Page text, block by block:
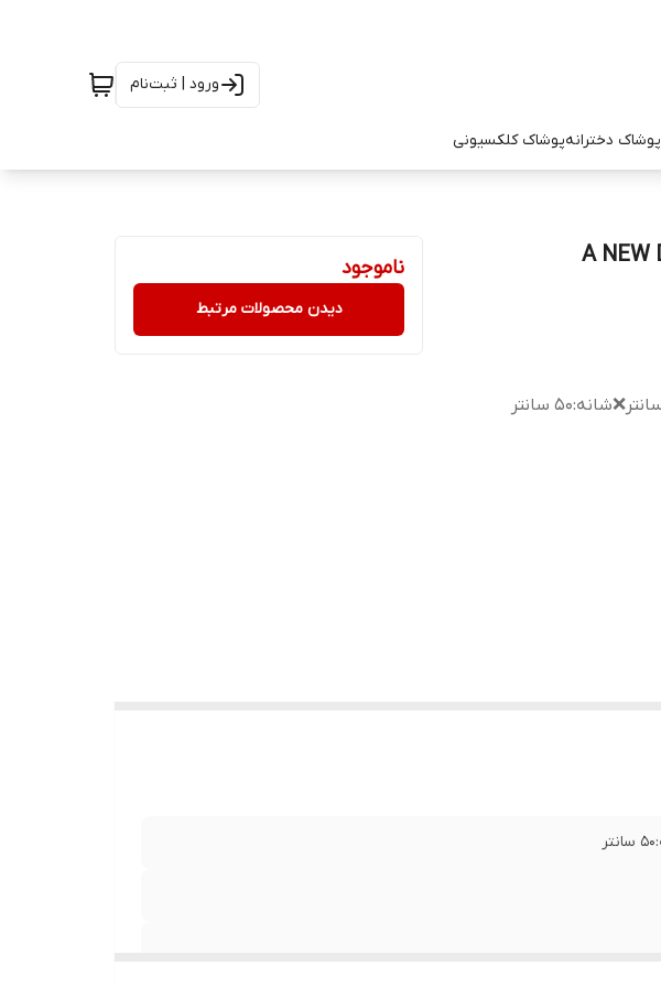
ورود | ثبت‌نام
پوشاک دخترانهپوشاک کلکسیونی
ناموجود
دیدن محصولات مرتبط